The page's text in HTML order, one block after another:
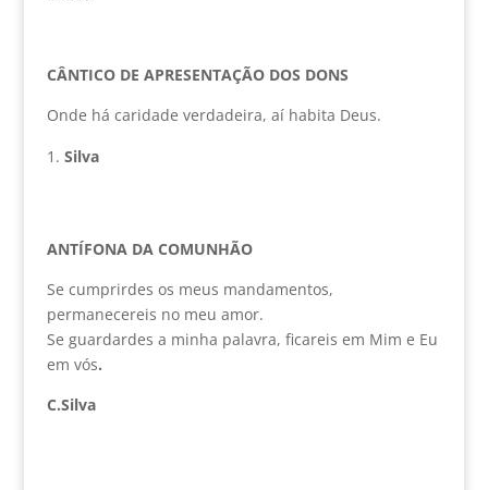
CÂNTICO DE APRESENTAÇÃO DOS DONS
Onde há caridade verdadeira, aí habita Deus.
Silva
ANTÍFONA DA COMUNHÃO
Se cumprirdes os meus mandamentos,
permanecereis no meu amor.
Se guardardes a minha palavra, ficareis em Mim e Eu
em vós.
C.Silva